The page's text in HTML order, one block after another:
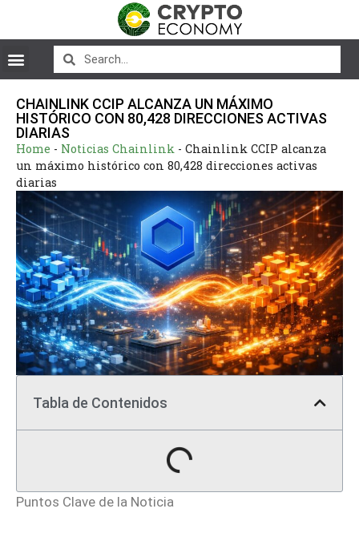
CHAINLINK CCIP ALCANZA UN MÁXIMO
HISTÓRICO CON 80,428 DIRECCIONES ACTIVAS
DIARIAS
Home - Noticias Chainlink - Chainlink CCIP alcanza
un máximo histórico con 80,428 direcciones activas
diarias
Tabla de Contenidos
Puntos Clave de la Noticia